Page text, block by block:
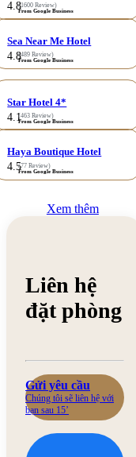
4.8(1600 Review)
From Google Business
Sea Near Me Hotel
4.8(489 Review)
From Google Business
Star Hotel 4*
4.1(463 Review)
From Google Business
Haya Boutique Hotel
4.5(77 Review)
From Google Business
Xem thêm
Liên hệ
đặt phòng
Gửi yêu cầu
Chúng tôi sẽ liên hệ với
bạn sau 15’